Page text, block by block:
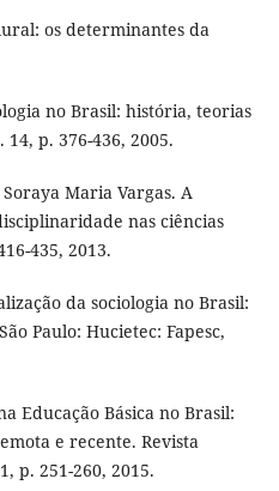
os determinantes da
no Brasil: história, teorias
14, p. 376-436, 2005.
Soraya Maria Vargas. A
nas ciências
435, 2013.
da sociologia no Brasil:
Paulo: Hucietec: Fapesc,
Educação Básica no Brasil:
e recente. Revista
p. 251-260, 2015.